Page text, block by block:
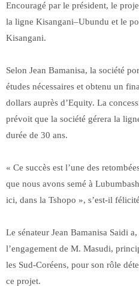
Encouragé par le président, le
la ligne Kisangani–Ubundu et le
Kisangani.
Selon Jean Bamanisa, la société
études nécessaires et obtenu un
dollars auprès d’Equity. La
prévoit que la société gérera la
durée de 30 ans.
« Ce succès est l’une des
que nous avons semé à
ici, dans la Tshopo », s’est-il
Le sénateur Jean Bamanisa Saidi
l’engagement de M. Masudi,
les Sud-Coréens, pour son rôle
ce projet.